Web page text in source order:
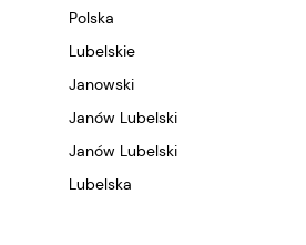
Polska
lubelskie
janowski
Janów Lubelski
Janów Lubelski
Lubelska